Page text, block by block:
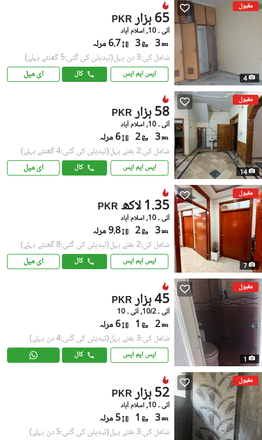
مقبول
4
PKR 65 ہزار
آئی ۔ 10, اسلام آباد
3
3 6.7 مرلہ
شامل کی:3 دن پہل (تبدیلی کی گئی:5 گھنٹے پہلے)
ایس ایم ایس کال ای میل
مقبول
14
PKR 58 ہزار
آئی ۔ 10, اسلام آباد
3
2 6 مرلہ
شامل کی:2 ہفتے پہل (تبدیلی کی گئی:4 گھنٹے پہلے)
ایس ایم ایس کال ای میل
مقبول
7
PKR 1.35 لاکھ
آئی ۔ 10, اسلام آباد
3
2 9.8 مرلہ
شامل کی:2 ہفتے پہل (تبدیلی کی گئی:8 گھنٹے پہلے)
ایس ایم ایس کال ای میل
مقبول
1
PKR 45 ہزار
آئی ۔ 10/2, آئی ۔ 10
2
1 6 مرلہ
شامل کی:3 ہفتے پہل (تبدیلی کی گئی:4 دن پہلے)
ایس ایم ایس کال
مقبول
PKR 52 ہزار
آئی ۔ 10, اسلام آباد
3
1 5 مرلہ
شامل کی:3 ہفتے پہل (تبدیلی کی گئی:5 دن پہلے)